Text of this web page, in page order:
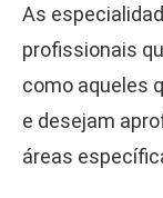
As
profissionais
como aqueles
e desejam
áreas